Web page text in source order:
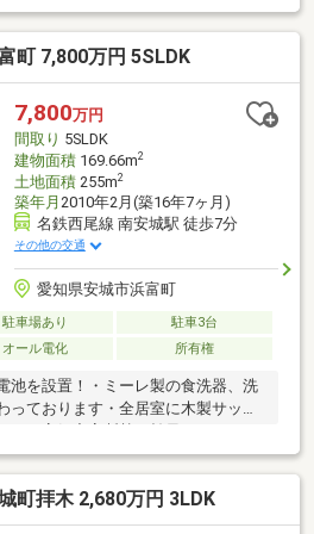
2023年4月にエコキュート交換済・
備・全館空調システム・ミーレ製の
機 ・全居室トリプルガラス・浴
アオキスーパー東明店 徒歩4分(約
しをお手伝いします ━━━━━・・・
お問い合わせください。
町 7,800万円 5SLDK
7,800万円
間取り 5SLDK
建物面積169.66m2
土地面積255m2
築年月 2010年2月(築16年7ヶ月)
名鉄西尾線 南安城駅 徒歩7分
その他の交通
愛知県安城市浜富町
駐車場あり
駐車3台
オール電化 所有権
池を設置！・ミーレ製の食洗器、洗
っております・全居室に木製サッシ
ため、どのお部屋に居ても一定の温
はコンツーラ製の薪ストーブが設置
コカラットのクロスが使用されてお
ができます・駐車4台可能！カーポー
町拝木 2,680万円 3LDK